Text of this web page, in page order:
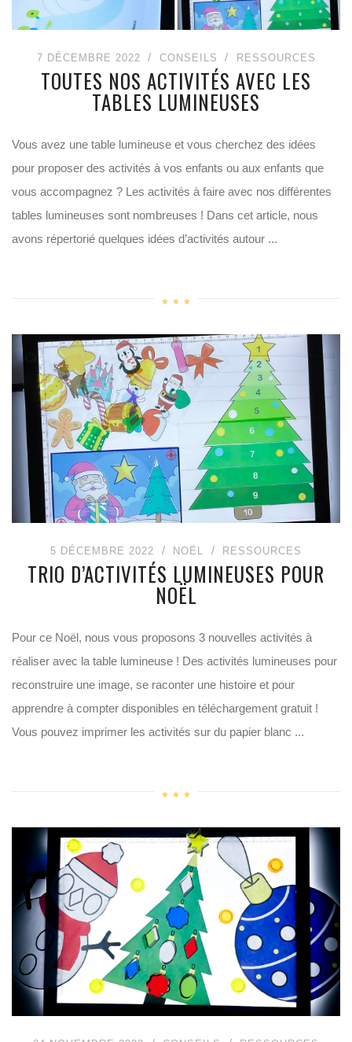
7 DÉCEMBRE 2022 CONSEILS RESSOURCES
TOUTES NOS ACTIVITÉS AVEC LES
TABLES LUMINEUSES
Vous avez une table lumineuse et vous cherchez des idées
pour proposer des activités à vos enfants ou aux enfants que
vous accompagnez ? Les activités à faire avec nos différentes
tables lumineuses sont nombreuses ! Dans cet article, nous
avons répertorié quelques idées d’activités autour ...
5 DÉCEMBRE 2022 NOËL RESSOURCES
TRIO D’ACTIVITÉS LUMINEUSES POUR
NOËL
Pour ce Noël, nous vous proposons 3 nouvelles activités à
réaliser avec la table lumineuse ! Des activités lumineuses pour
reconstruire une image, se raconter une histoire et pour
apprendre à compter disponibles en téléchargement gratuit !
Vous pouvez imprimer les activités sur du papier blanc ...